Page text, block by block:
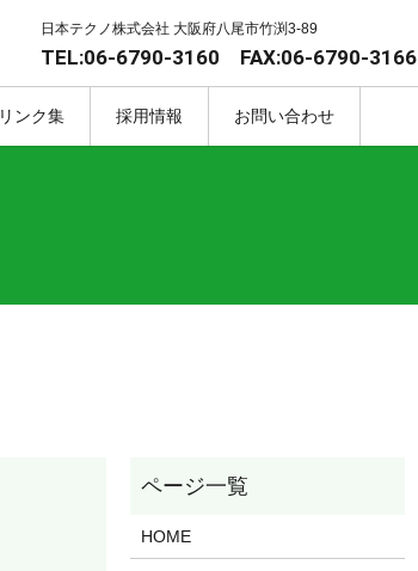
日本テクノ株式会社 大阪府八尾市竹渕3-89
TEL:06-6790-3160 FAX:06-6790-3166
リンク集 採用情報 お問い合わせ
HOME